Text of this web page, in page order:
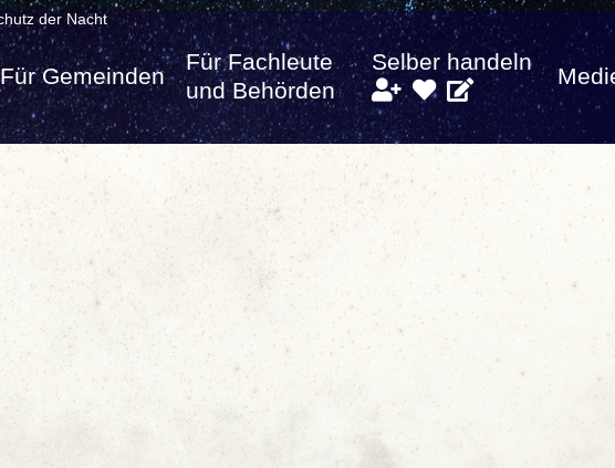
der Nacht
Für Gemeinden
Für Fachleute
und Behörden
Selber handeln